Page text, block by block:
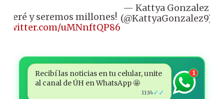
y seremos millones!
uMNnftQP86
— Kattya Gonzalez
(@KattyaGonzalez9)
Recibí las noticias en tu celular, unite
al canal de ÚH en WhatsApp 🤩
11:14✓✓
1